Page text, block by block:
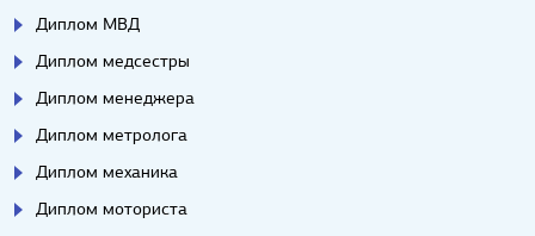
Диплом МВД
Диплом медсестры
Диплом менеджера
Диплом метролога
Диплом механика
Диплом моториста